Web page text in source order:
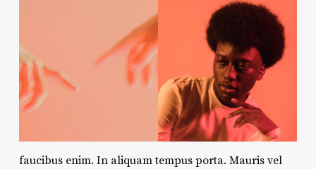
faucibus enim. In aliquam tempus porta. Mauris vel